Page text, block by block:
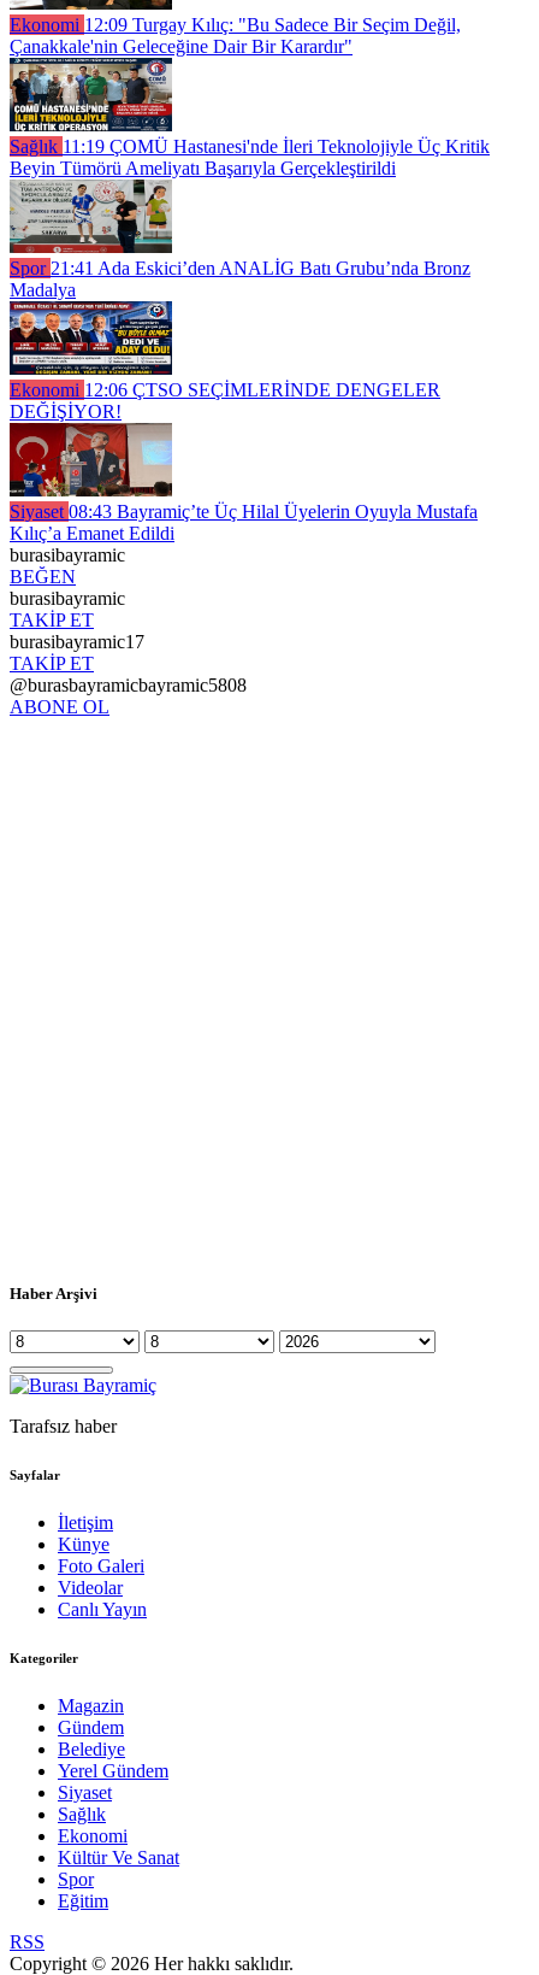
Ekonomi 12:09 Turgay Kılıç: "Bu Sadece Bir Seçim Değil,
Çanakkale'nin Geleceğine Dair Bir Karardır"
Sağlık 11:19 ÇOMÜ Hastanesi'nde İleri Teknolojiyle Üç Kritik
Beyin Tümörü Ameliyatı Başarıyla Gerçekleştirildi
Spor 21:41 Ada Eskici’den ANALİG Batı Grubu’nda Bronz
Madalya
Ekonomi 12:06 ÇTSO SEÇİMLERİNDE DENGELER
DEĞİŞİYOR!
Siyaset 08:43 Bayramiç’te Üç Hilal Üyelerin Oyuyla Mustafa
Kılıç’a Emanet Edildi
burasibayramic
BEĞEN
burasibayramic
TAKİP ET
burasibayramic17
TAKİP ET
@burasbayramicbayramic5808
ABONE OL
Haber Arşivi
Tarafsız haber
Sayfalar
İletişim
Künye
Foto Galeri
Videolar
Canlı Yayın
Kategoriler
Magazin
Gündem
Belediye
Yerel Gündem
Siyaset
Sağlık
Ekonomi
Kültür Ve Sanat
Spor
Eğitim
RSS
Copyright © 2026 Her hakkı saklıdır.